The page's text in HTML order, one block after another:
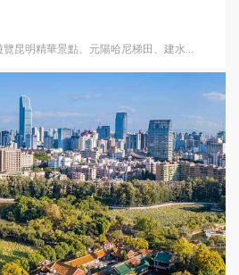
昆明精華景點、元陽哈尼梯田、建水...